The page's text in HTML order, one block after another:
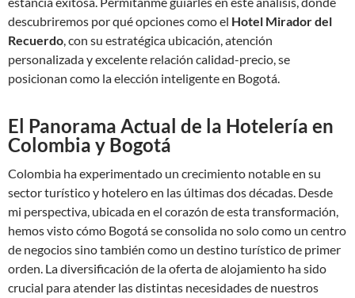
descubriremos por qué opciones como el Hotel Mirador del
Recuerdo, con su estratégica ubicación, atención
personalizada y excelente relación calidad-precio, se
posicionan como la elección inteligente en Bogotá.
El Panorama Actual de la Hotelería en
Colombia y Bogotá
Colombia ha experimentado un crecimiento notable en su
sector turístico y hotelero en las últimas dos décadas. Desde
mi perspectiva, ubicada en el corazón de esta transformación,
hemos visto cómo Bogotá se consolida no solo como un centro
de negocios sino también como un destino turístico de primer
orden. La diversificación de la oferta de alojamiento ha sido
crucial para atender las distintas necesidades de nuestros